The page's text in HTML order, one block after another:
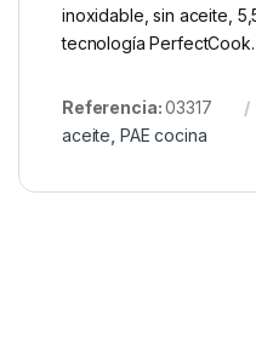
inoxidable, sin aceite,
tecnología PerfectCook.
Referencia:03317
aceite PAE cocina